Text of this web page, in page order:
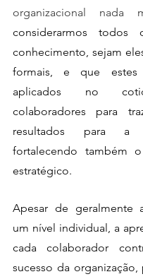
considerarmos
conhecimento, sejam
formais, e que estes
aplicados no
colaboradores para
resultados para a
fortalecendo também
estratégico.
Apesar de geralmente
um nível individual, a
cada colaborador
sucesso da